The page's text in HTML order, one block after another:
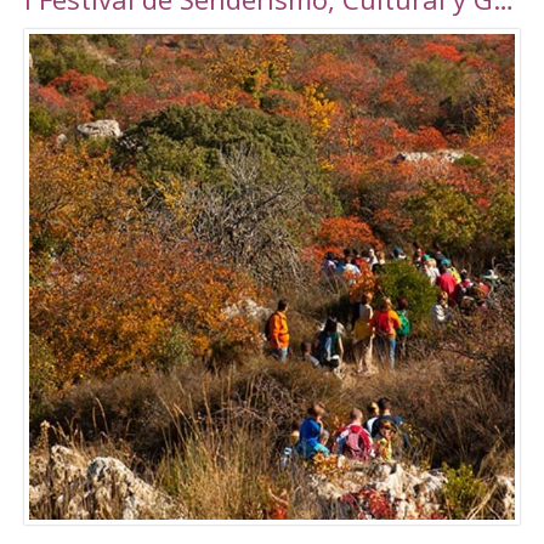
Torrepalma ***, con unas novedosas y amplias
instalaciones inauguradas en 2010, con una
superficie total de 6889 m2. Amplio abanico
de actividades tanto libres como dirigidas.
Tarifas Las tarifas para entradas individuales y
de forma puntual tienen un importe de
5,00€. También existe la posibilidad de
adquirir un Bono de 10 usos (válido durante 90
días) a un precio de 40,00€. Tanto el ticket
como el Bono son de uso personal e
intransferible. Con acceso durante todo el día
en los horarios abajo indicados. El precio de la
entrada a la piscina para un adulto es de 3,50€.
Para consultar el resto de precios y horarios
sigan este enlace:
http://alcalalarealesdeporte.com/tarifas/
Piscina Este centro cuenta, además de con el